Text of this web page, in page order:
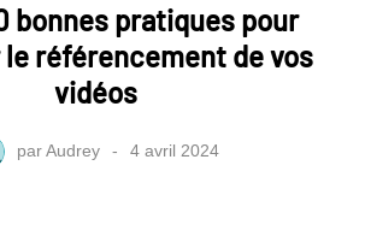
bonnes pratiques pour
référencement de vos
vidéos
parAudrey 4 avril 2024